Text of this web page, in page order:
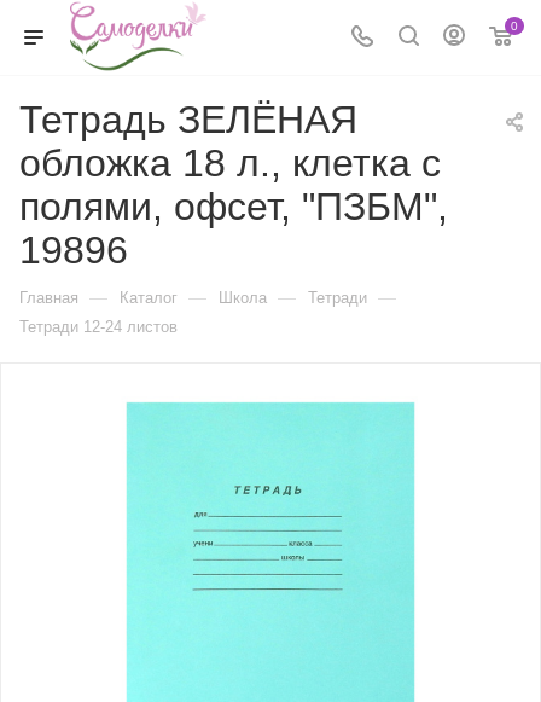
0
Тетрадь ЗЕЛЁНАЯ
обложка 18 л., клетка с
полями, офсет, "ПЗБМ",
19896
Главная — Каталог — Школа — Тетради —
Тетради 12-24 листов